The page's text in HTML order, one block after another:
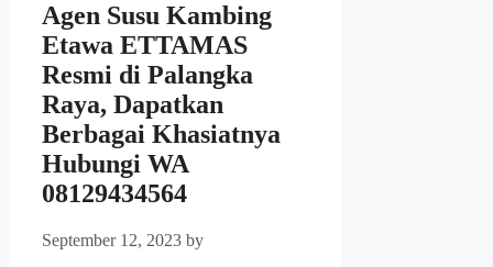
Agen Susu Kambing
Etawa ETTAMAS
Resmi di Palangka
Raya, Dapatkan
Berbagai Khasiatnya
Hubungi WA
08129434564
September 12, 2023 by